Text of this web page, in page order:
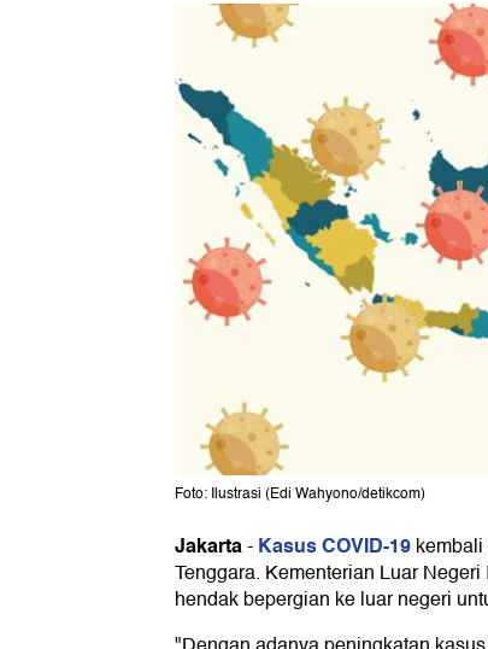
Foto: Ilustrasi (Edi Wahyono/detikcom)
Jakarta-Kasus COVID-19
Tenggara. Kementerian Luar
hendak bepergian ke luar negeri